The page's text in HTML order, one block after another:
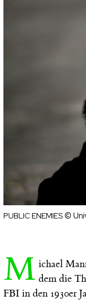
PUBLIC ENEMIES©
M ichael
dem die
FBI in den 1930er